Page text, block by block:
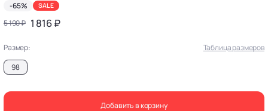
-65% SALE
5 190 ₽ 1 816 ₽
Размер:
Таблица размеров
98
Добавить в корзину